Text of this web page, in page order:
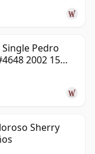
Pedro
2002 15
Sherry